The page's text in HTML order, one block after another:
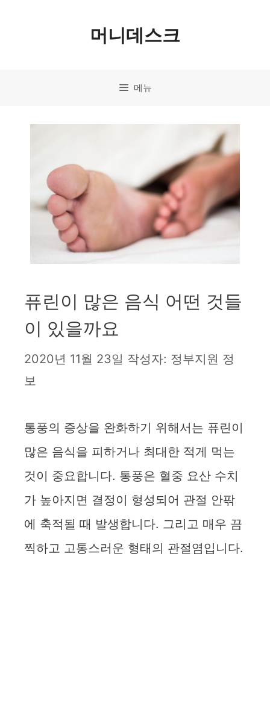
머니데스크
메뉴
퓨린이 많은 음식 어떤 것들
이 있을까요
2020년 11월 23일 작성자: 정부지원 정
보
통풍의 증상을 완화하기 위해서는 퓨린이
많은 음식을 피하거나 최대한 적게 먹는
것이 중요합니다. 통풍은 혈중 요산 수치
가 높아지면 결정이 형성되어 관절 안팎
에 축적될 때 발생합니다. 그리고 매우 끔
찍하고 고통스러운 형태의 관절염입니다.